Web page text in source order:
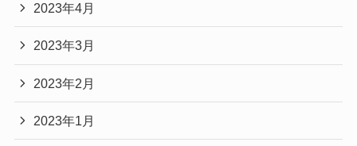
2023年4月
2023年3月
2023年2月
2023年1月